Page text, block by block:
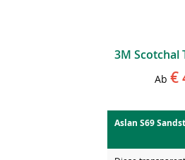
Ab €
Aslan S69